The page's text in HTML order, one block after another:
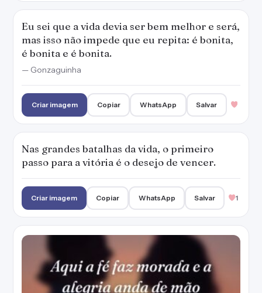
Eu sei que a vida devia ser bem melhor e será,
mas isso não impede que eu repita: é bonita,
é bonita e é bonita.
— Gonzaguinha
Criar imagem Copiar WhatsApp Salvar
Nas grandes batalhas da vida, o primeiro
passo para a vitória é o desejo de vencer.
Criar imagem Copiar WhatsApp Salvar 1